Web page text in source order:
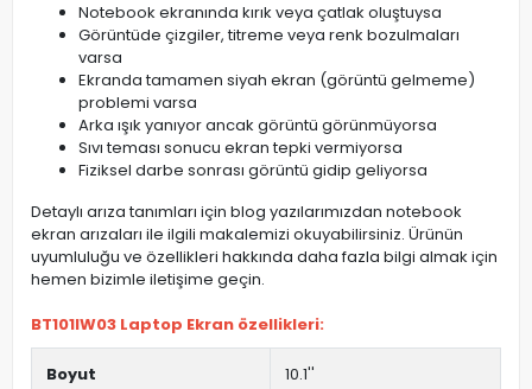
Notebook ekranında kırık veya çatlak oluştuysa
Görüntüde çizgiler, titreme veya renk bozulmaları
varsa
Ekranda tamamen siyah ekran (görüntü gelmeme)
problemi varsa
Arka ışık yanıyor ancak görüntü görünmüyorsa
Sıvı teması sonucu ekran tepki vermiyorsa
Fiziksel darbe sonrası görüntü gidip geliyorsa
Detaylı arıza tanımları için blog yazılarımızdan notebook
ekran arızaları ile ilgili makalemizi okuyabilirsiniz. Ürünün
uyumluluğu ve özellikleri hakkında daha fazla bilgi almak için
hemen bizimle iletişime geçin.
BT101IW03 Laptop Ekran özellikleri:
Boyut 10.1''